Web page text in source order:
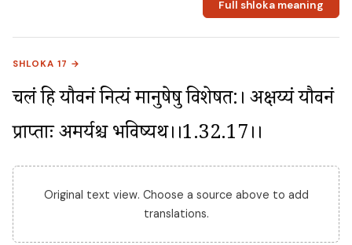
Full shloka meaning
SHLOKA 17 →
चलं हि यौवनं नित्यं मानुषेषु विशेषत:। अक्षय्यं यौवनं
प्राप्ताः अमर्यश्च भविष्यथ।।1.32.17।।
Original text view. Choose a source above to add
translations.